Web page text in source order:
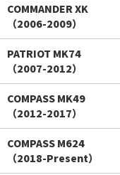
COMMANDER XK
（2006-2009）
PATRIOT MK74
（2007-2012）
COMPASS MK49
（2012-2017）
COMPASS M624
（2018-Present）